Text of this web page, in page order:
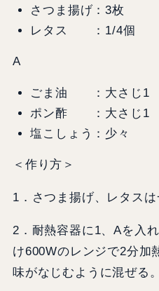
さつま揚げ：3枚
レタス ：1/4個
A
ごま油 ：大さじ1
ポン酢 ：大さじ1
塩こしょう：少々
＜作り方＞
1．さつま揚げ、レタスは
2．耐熱容器に1、Aを入
け600Wのレンジで2分加
味がなじむように混ぜる。